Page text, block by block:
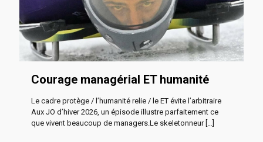
Courage managérial ET humanité
Le cadre protège / l’humanité relie / le ET évite l’arbitraire
Aux JO d’hiver 2026, un épisode illustre parfaitement ce
que vivent beaucoup de managers.Le skeletonneur[…]